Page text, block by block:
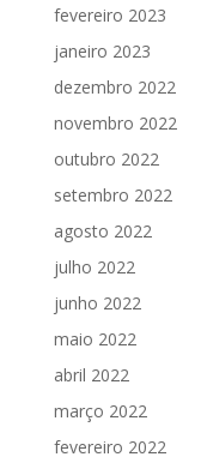
fevereiro 2023
janeiro 2023
dezembro 2022
novembro 2022
outubro 2022
setembro 2022
agosto 2022
julho 2022
junho 2022
maio 2022
abril 2022
março 2022
fevereiro 2022